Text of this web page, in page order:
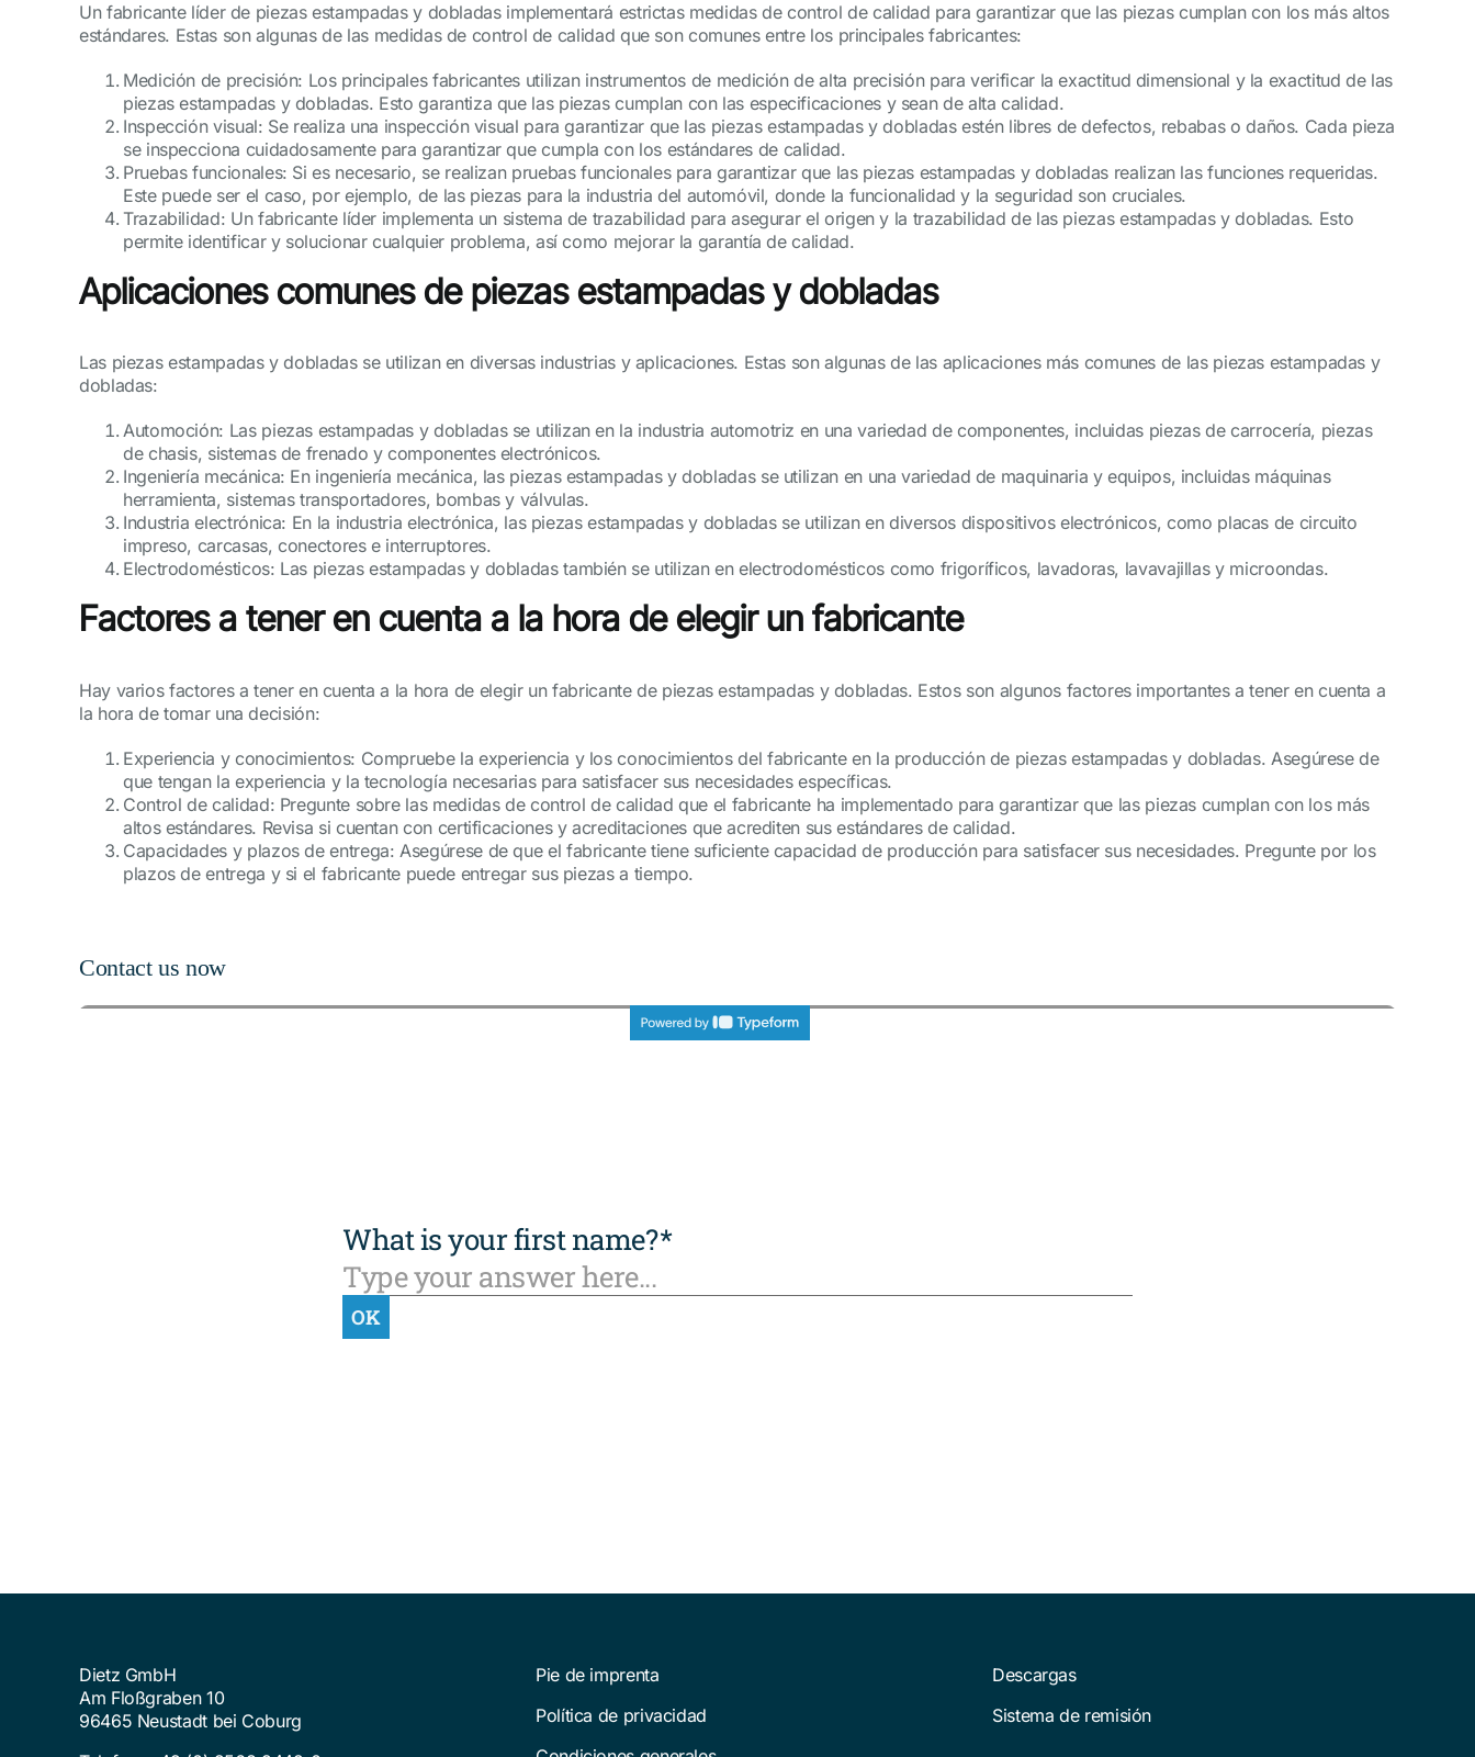
Un fabricante líder de piezas estampadas y dobladas implementará estrictas medidas de control de calidad para garantizar que las piezas cumplan con los más altos
estándares. Estas son algunas de las medidas de control de calidad que son comunes entre los principales fabricantes:
Medición de precisión: Los principales fabricantes utilizan instrumentos de medición de alta precisión para verificar la exactitud dimensional y la exactitud de las
piezas estampadas y dobladas. Esto garantiza que las piezas cumplan con las especificaciones y sean de alta calidad.
Inspección visual: Se realiza una inspección visual para garantizar que las piezas estampadas y dobladas estén libres de defectos, rebabas o daños. Cada pieza
se inspecciona cuidadosamente para garantizar que cumpla con los estándares de calidad.
Pruebas funcionales: Si es necesario, se realizan pruebas funcionales para garantizar que las piezas estampadas y dobladas realizan las funciones requeridas.
Este puede ser el caso, por ejemplo, de las piezas para la industria del automóvil, donde la funcionalidad y la seguridad son cruciales.
Trazabilidad: Un fabricante líder implementa un sistema de trazabilidad para asegurar el origen y la trazabilidad de las piezas estampadas y dobladas. Esto
permite identificar y solucionar cualquier problema, así como mejorar la garantía de calidad.
Aplicaciones comunes de piezas estampadas y dobladas
Las piezas estampadas y dobladas se utilizan en diversas industrias y aplicaciones. Estas son algunas de las aplicaciones más comunes de las piezas estampadas y
dobladas:
Automoción: Las piezas estampadas y dobladas se utilizan en la industria automotriz en una variedad de componentes, incluidas piezas de carrocería, piezas
de chasis, sistemas de frenado y componentes electrónicos.
Ingeniería mecánica: En ingeniería mecánica, las piezas estampadas y dobladas se utilizan en una variedad de maquinaria y equipos, incluidas máquinas
herramienta, sistemas transportadores, bombas y válvulas.
Industria electrónica: En la industria electrónica, las piezas estampadas y dobladas se utilizan en diversos dispositivos electrónicos, como placas de circuito
impreso, carcasas, conectores e interruptores.
Electrodomésticos: Las piezas estampadas y dobladas también se utilizan en electrodomésticos como frigoríficos, lavadoras, lavavajillas y microondas.
Factores a tener en cuenta a la hora de elegir un fabricante
Hay varios factores a tener en cuenta a la hora de elegir un fabricante de piezas estampadas y dobladas. Estos son algunos factores importantes a tener en cuenta a
la hora de tomar una decisión:
Experiencia y conocimientos: Compruebe la experiencia y los conocimientos del fabricante en la producción de piezas estampadas y dobladas. Asegúrese de
que tengan la experiencia y la tecnología necesarias para satisfacer sus necesidades específicas.
Control de calidad: Pregunte sobre las medidas de control de calidad que el fabricante ha implementado para garantizar que las piezas cumplan con los más
altos estándares. Revisa si cuentan con certificaciones y acreditaciones que acrediten sus estándares de calidad.
Capacidades y plazos de entrega: Asegúrese de que el fabricante tiene suficiente capacidad de producción para satisfacer sus necesidades. Pregunte por los
plazos de entrega y si el fabricante puede entregar sus piezas a tiempo.
Contact us now
Dietz GmbH
Am Floßgraben 10
96465 Neustadt bei Coburg
Pie de imprenta
Política de privacidad
Descargas
Sistema de remisión